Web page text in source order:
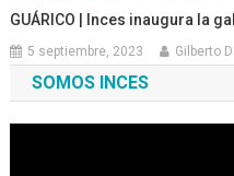
GUÁRICO | Inces inaugura la
5 septiembre, 2023 Gilberto
SOMOS INCES